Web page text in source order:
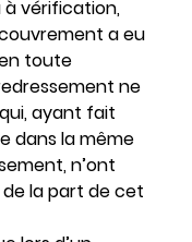
à vérification,
a eu
toute
ne
ayant fait
dans la même
n’ont
la part de cet